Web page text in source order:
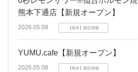
熊本下通店【新規オープン】
2026.05.08 【熊本】開店情報
YUMU.cafe【新規オープン】
2026.05.08 【熊本】開店情報